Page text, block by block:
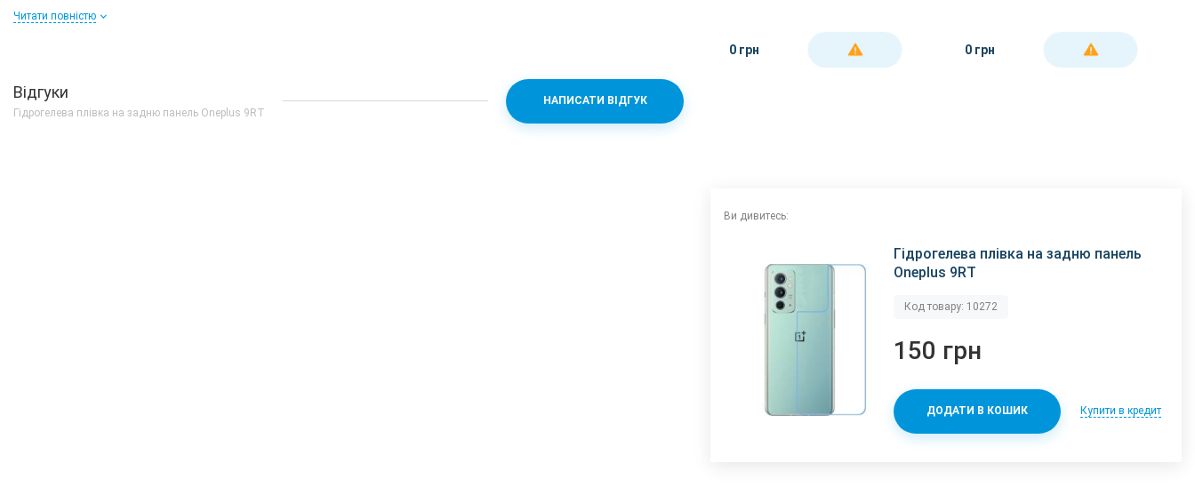
Читати повністю
Відгуки
Гідрогелева плівка на задню панель Oneplus 9RT
НАПИСАТИ ВІДГУК
0 грн ДЕТАЛЬНІШЕ 0 грн ДЕТАЛЬНІШЕ
Ви дивитесь:
Гідрогелева плівка на задню панель
Oneplus 9RT
Код товару: 10272
150 грн
ДОДАТИ В КОШИК Купити в кредит